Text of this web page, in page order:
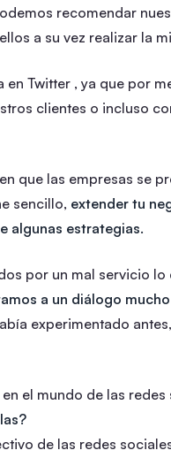
recomendar
a su vez realizar la
en Twitter , ya que por
clientes o incluso
que las empresas se
sencillo, extender tu
algunas estrategias.
por un mal servicio
a un diálogo
experimentado
el mundo de las
de las redes